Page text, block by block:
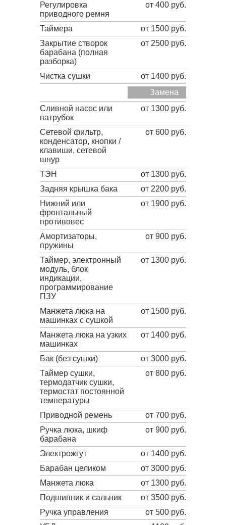
Регулировка
приводного ремня
от 400 руб.
Таймера
от 1500 руб.
Закрытие створок
барабана (полная
разборка)
от 2500 руб.
Чистка сушки
от 1400 руб.
Замена
Сливной насос или
патрубок
от 1300 руб.
Сетевой фильтр,
конденсатор, кнопки /
клавиши, сетевой
шнур
от 600 руб.
ТЭН
от 1300 руб.
Задняя крышка бака
от 2200 руб.
Нижний или
фронтальный
противовес
от 1900 руб.
Амортизаторы,
пружины
от 900 руб.
Таймер, электронный
модуль, блок
индикации,
программирование
ПЗУ
от 1300 руб.
Манжета люка на
машинках с сушкой
от 1500 руб.
Манжета люка на узких
машинках
от 1400 руб.
Бак (без сушки)
от 3000 руб.
Таймер сушки,
термодатчик сушки,
термостат постоянной
температуры
от 800 руб.
Приводной ремень
от 700 руб.
Ручка люка, шкиф
барабана
от 900 руб.
Электрожгут
от 1400 руб.
Барабан целиком
от 3000 руб.
Манжета люка
от 1300 руб.
Подшипник и сальник
от 3500 руб.
Ручка управления
от 500 руб.